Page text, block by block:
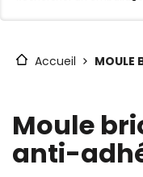
Accueil MOULE
Moule
anti-